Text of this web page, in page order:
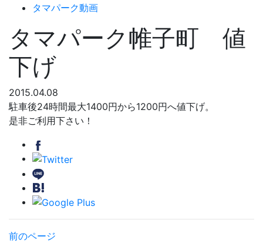
タマパーク動画
タマパーク帷子町 値
下げ
2015.04.08
駐車後24時間最大1400円から1200円へ値下げ。
是非ご利用下さい！
前のページ